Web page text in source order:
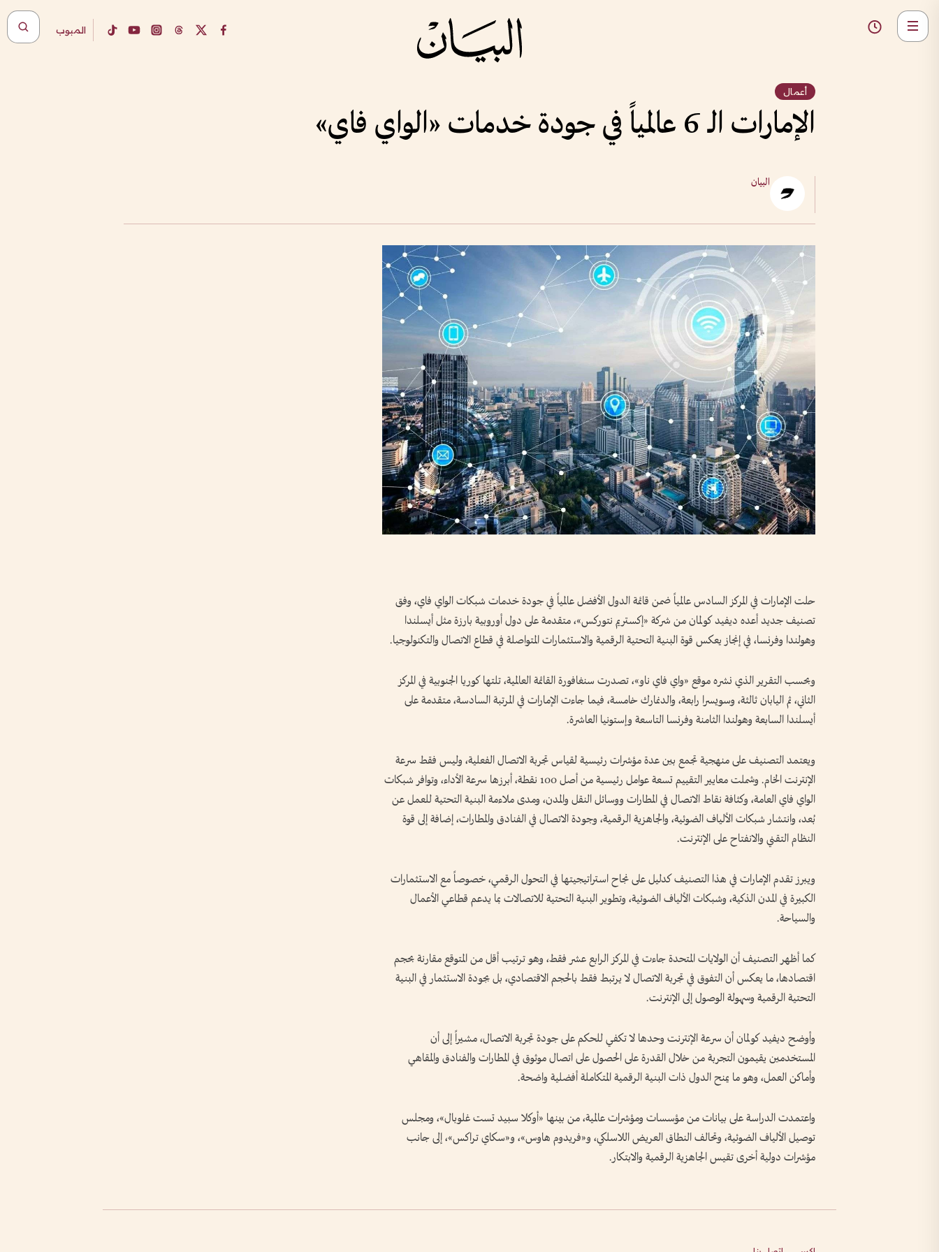
المبوب
أعمال
الإمارات الـ 6 عالمياً في جودة خدمات «الواي فاي»
البيان
حلت الإمارات في المركز السادس عالمياً ضمن قائمة الدول الأفضل عالمياً في جودة خدمات شبكات الواي فاي، وفق
تصنيف جديد أعده ديفيد كولمان من شركة «إكستريم نتوركس»، متقدمة على دول أوروبية بارزة مثل أيسلندا
وهولندا وفرنسا، في إنجاز يعكس قوة البنية التحتية الرقمية والاستثمارات المتواصلة في قطاع الاتصال والتكنولوجيا.
وبحسب التقرير الذي نشره موقع «واي فاي ناو»، تصدرت سنغافورة القائمة العالمية، تلتها كوريا الجنوبية في المركز
الثاني، ثم اليابان ثالثة، وسويسرا رابعة، والدنمارك خامسة، فيما جاءت الإمارات في المرتبة السادسة، متقدمة على
أيسلندا السابعة وهولندا الثامنة وفرنسا التاسعة وإستونيا العاشرة.
ويعتمد التصنيف على منهجية تجمع بين عدة مؤشرات رئيسية لقياس تجربة الاتصال الفعلية، وليس فقط سرعة
الإنترنت الخام. وشملت معايير التقييم تسعة عوامل رئيسية من أصل 100 نقطة، أبرزها سرعة الأداء، وتوافر شبكات
الواي فاي العامة، وكثافة نقاط الاتصال في المطارات ووسائل النقل والمدن، ومدى ملاءمة البنية التحتية للعمل عن
بُعد، وانتشار شبكات الألياف الضوئية، والجاهزية الرقمية، وجودة الاتصال في الفنادق والمطارات، إضافة إلى قوة
النظام التقني والانفتاح على الإنترنت.
ويبرز تقدم الإمارات في هذا التصنيف كدليل على نجاح استراتيجيتها في التحول الرقمي، خصوصاً مع الاستثمارات
الكبيرة في المدن الذكية، وشبكات الألياف الضوئية، وتطوير البنية التحتية للاتصالات بما يدعم قطاعي الأعمال
والسياحة.
كما أظهر التصنيف أن الولايات المتحدة جاءت في المركز الرابع عشر فقط، وهو ترتيب أقل من المتوقع مقارنة بحجم
اقتصادها، ما يعكس أن التفوق في تجربة الاتصال لا يرتبط فقط بالحجم الاقتصادي، بل بجودة الاستثمار في البنية
التحتية الرقمية وسهولة الوصول إلى الإنترنت.
وأوضح ديفيد كولمان أن سرعة الإنترنت وحدها لا تكفي للحكم على جودة تجربة الاتصال، مشيراً إلى أن
المستخدمين يقيمون التجربة من خلال القدرة على الحصول على اتصال موثوق في المطارات والفنادق والمقاهي
وأماكن العمل، وهو ما يمنح الدول ذات البنية الرقمية المتكاملة أفضلية واضحة.
واعتمدت الدراسة على بيانات من مؤسسات ومؤشرات عالمية، من بينها «أوكلا سبيد تست غلوبال»، ومجلس
توصيل الألياف الضوئية، وتحالف النطاق العريض اللاسلكي، و«فريدوم هاوس»، و«سكاي تراكس»، إلى جانب
مؤشرات دولية أخرى تقيس الجاهزية الرقمية والابتكار.